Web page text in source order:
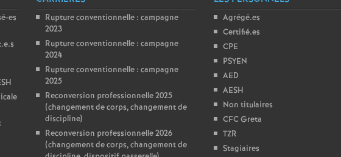
es
Rupture conventionnelle : campagne
2023
Rupture conventionnelle : campagne
2024
Rupture conventionnelle : campagne
2025
Reconversion professionnelle 2025
(changement de corps, changement de
discipline)
Reconversion professionnelle 2026
(changement de corps, changement de
Agrégé.es
Certifié.es
CPE
PSYEN
AED
AESH
Non titulaires
CFC Greta
TZR
Stagiaires